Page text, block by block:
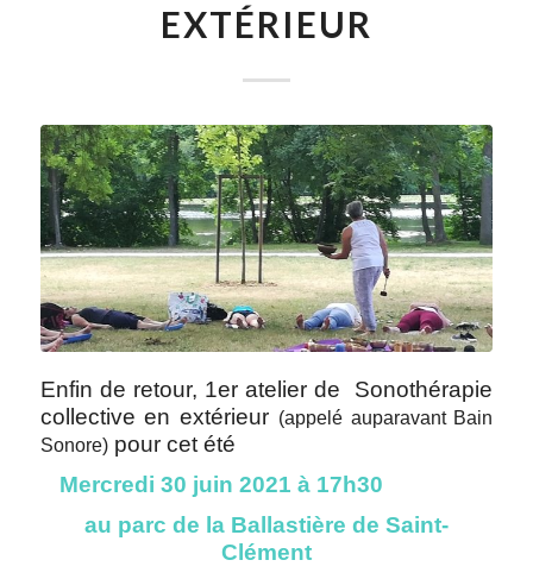
EXTÉRIEUR
Enfin de retour, 1er atelier de Sonothérapie
collective en extérieur (appelé auparavant Bain
Sonore)pour cet été
Mercredi 30 juin 2021 à 17h30
au parc de la Ballastière de Saint-
Clément